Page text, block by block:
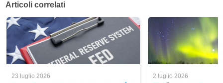
Articoli correlati
23 luglio 2026
2 luglio 2026